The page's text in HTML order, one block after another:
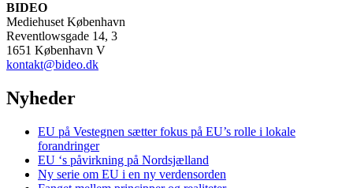
BIDEO
Mediehuset København
Reventlowsgade 14, 3
1651 København V
kontakt@bideo.dk
Nyheder
EU på Vestegnen sætter fokus på EU’s rolle i lokale
forandringer
EU ‘s påvirkning på Nordsjælland
Ny serie om EU i en ny verdensorden